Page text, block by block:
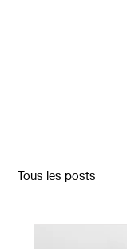
Tous les posts